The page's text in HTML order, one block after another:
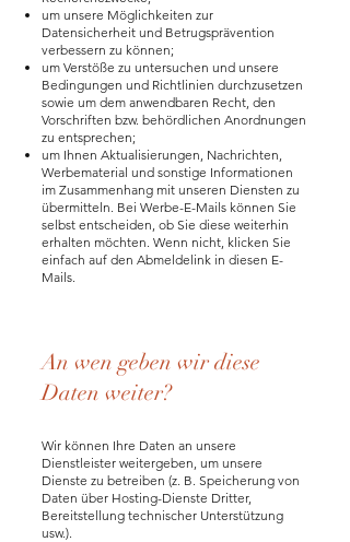
um unsere Möglichkeiten zur
Datensicherheit und Betrugsprävention
verbessern zu können;
um Verstöße zu untersuchen und unsere
Bedingungen und Richtlinien durchzusetzen
sowie um dem anwendbaren Recht, den
Vorschriften bzw. behördlichen Anordnungen
zu entsprechen;
um Ihnen Aktualisierungen, Nachrichten,
Werbematerial und sonstige Informationen
im Zusammenhang mit unseren Diensten zu
übermitteln. Bei Werbe-E-Mails können Sie
selbst entscheiden, ob Sie diese weiterhin
erhalten möchten. Wenn nicht, klicken Sie
einfach auf den Abmeldelink in diesen E-
Mails.
An wen geben wir diese
Daten weiter?
Wir können Ihre Daten an unsere
Dienstleister weitergeben, um unsere
Dienste zu betreiben (z. B. Speicherung von
Daten über Hosting-Dienste Dritter,
Bereitstellung technischer Unterstützung
usw.).